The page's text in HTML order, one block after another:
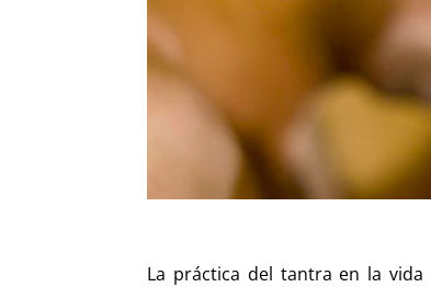
La práctica del tantra en la